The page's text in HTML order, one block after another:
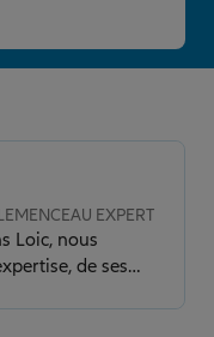
EXPERT
Loic, nous
de ses